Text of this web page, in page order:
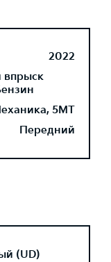
2022
впрыск
5MT
Передний
(UD)